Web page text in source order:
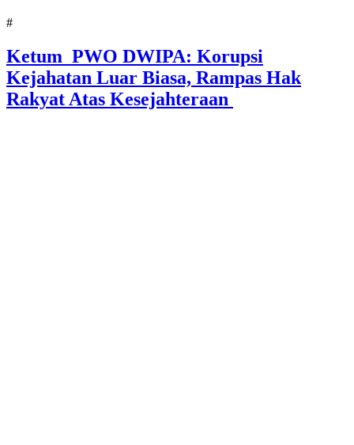
#
Ketum PWO DWIPA: Korupsi
Kejahatan Luar Biasa, Rampas Hak
Rakyat Atas Kesejahteraan